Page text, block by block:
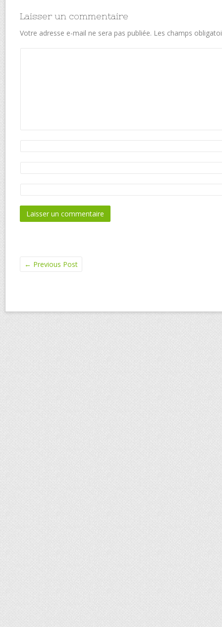
Laisser un commentaire
Votre adresse e-mail ne sera pas publiée. Les champs
← Previous Post